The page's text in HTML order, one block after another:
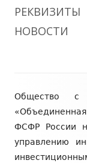
РЕКВИЗИТЫ
НОВОСТИ
подвала
Общество с
ФСФР России
управлению